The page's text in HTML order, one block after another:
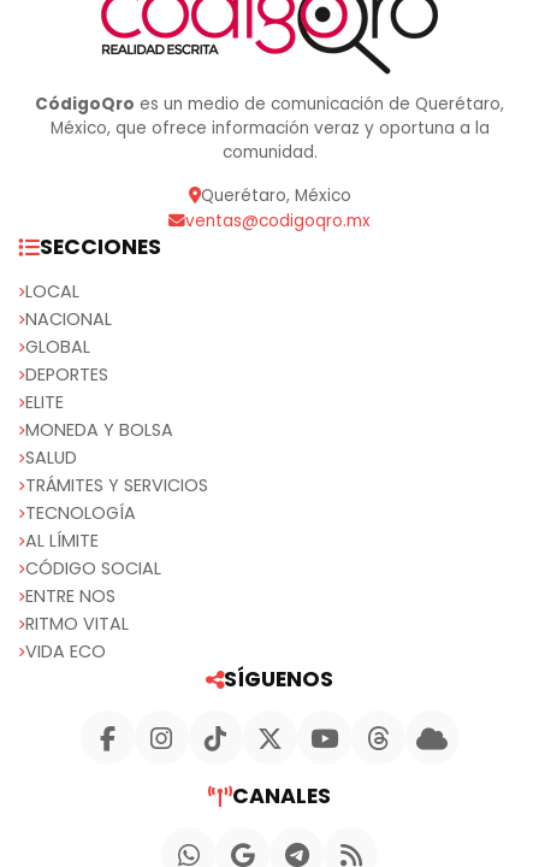
CódigoQro es un medio de comunicación de Querétaro,
México, que ofrece información veraz y oportuna a la
comunidad.
Querétaro, México
ventas@codigoqro.mx
SECCIONES
LOCAL
NACIONAL
GLOBAL
DEPORTES
ELITE
MONEDA Y BOLSA
SALUD
TRÁMITES Y SERVICIOS
TECNOLOGÍA
AL LÍMITE
CÓDIGO SOCIAL
ENTRE NOS
RITMO VITAL
VIDA ECO
SÍGUENOS
CANALES